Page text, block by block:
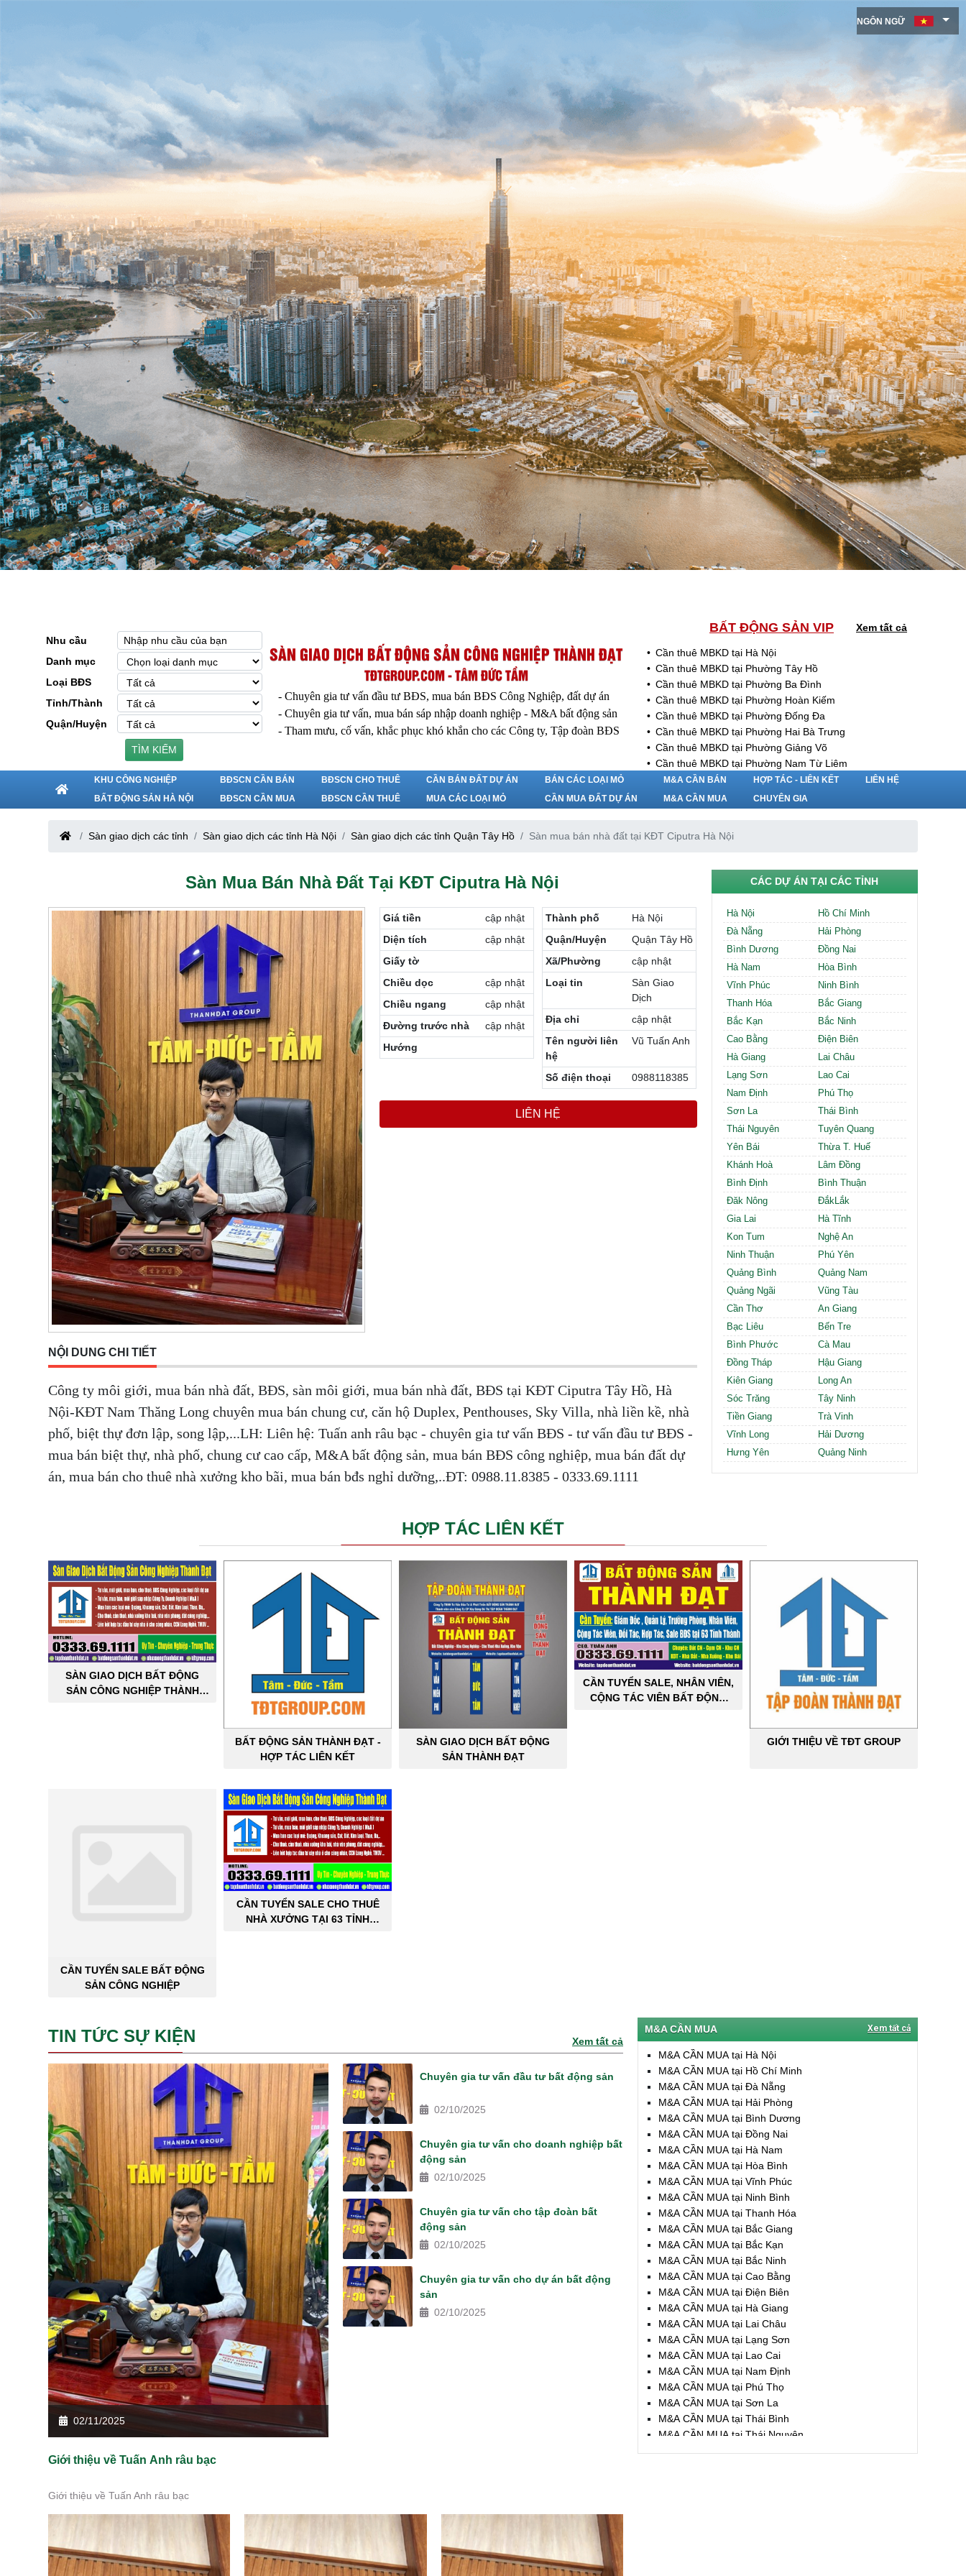
Nhu cầu
Danh mục
Loại BĐS
Tỉnh/Thành
Quận/Huyện
TÌM KIẾM
SÀN GIAO DỊCH BẤT ĐỘNG SẢN CÔNG NGHIỆP THÀNH ĐẠT
TĐTGROUP.COM - TÂM ĐỨC TẦM
- Chuyên gia tư vấn đầu tư BĐS, mua bán BĐS Công Nghiệp, đất dự án
- Chuyên gia tư vấn, mua bán sáp nhập doanh nghiệp - M&A bất động sản
- Tham mưu, cố vấn, khắc phục khó khắn cho các Công ty, Tập đoàn BĐS
BẤT ĐỘNG SẢN VIP Xem tất cả
Cần thuê MBKD tại Hà Nội
Cần thuê MBKD tại Phường Tây Hồ
Cần thuê MBKD tại Phường Ba Đình
Cần thuê MBKD tại Phường Hoàn Kiếm
Cần thuê MBKD tại Phường Đống Đa
Cần thuê MBKD tại Phường Hai Bà Trưng
Cần thuê MBKD tại Phường Giảng Võ
Cần thuê MBKD tại Phường Nam Từ Liêm
Cần thuê MBKD tại Phường Cầu Giấy
Cần thuê MBKD tại Phường Thanh Xuân
Cần thuê MBKD tại Phường Long Biên
Cần thuê MBKD tại Phường Hoàng Mai
Cần thuê MBKD tại Phường Yên Hòa
Cần thuê MBKD tại Phường Nghĩa Độ
Cần thuê MBKD tại Phường Phương Liệt
Cần thuê MBKD tại Phường Khương Đình
Cần thuê MBKD tại Phường Yên Sở
Cần thuê MBKD tại Phường Hoàng Liệt
Cần thuê MBKD tại Phường Định Công
Cần thuê MBKD tại Phường Tương Mai
Cần thuê MBKD tại Phường Vĩnh Hưng
Cần thuê MBKD tại Phường Lĩnh Nam
Cần thuê MBKD tại Phường Hồng Hà
Cần thuê MBKD tại Phường Láng
Cần thuê MBKD tại Phường Văn Miếu
Cần thuê MBKD tại Phường Kim Liên
Cần thuê MBKD tại Phường Bạch Mai
Cần thuê MBKD tại Phường Vĩnh Tuy
NGÔN NGỮ
KHU CÔNG NGHIỆP
BẤT ĐỘNG SẢN HÀ NỘI
BĐSCN CẦN BÁN
BĐSCN CẦN MUA
BĐSCN CHO THUÊ
BĐSCN CẦN THUÊ
CẦN BÁN ĐẤT DỰ ÁN
MUA CÁC LOẠI MỎ
BÁN CÁC LOẠI MỎ
CẦN MUA ĐẤT DỰ ÁN
M&A CẦN BÁN
M&A CẦN MUA
HỢP TÁC - LIÊN KẾT
CHUYÊN GIA
LIÊN HỆ
Sàn giao dịch các tỉnh Sàn giao dịch các tỉnh Hà Nội Sàn giao dịch các tỉnh Quận Tây Hồ Sàn mua bán nhà đất tại KĐT Ciputra Hà Nội
Sàn Mua Bán Nhà Đất Tại KĐT Ciputra Hà Nội
Giá tiền
cập nhật
Diện tích
cập nhật
Giấy tờ
Chiều dọc
cập nhật
Chiều ngang
cập nhật
Đường trước nhà
cập nhật
Hướng
Thành phố
Hà Nội
Quận/Huyện
Quận Tây Hồ
Xã/Phường
cập nhật
Loại tin
Sàn Giao
Dịch
Địa chỉ
cập nhật
Tên người liên
hệ
Vũ Tuấn Anh
Số điện thoại 0988118385
LIÊN HỆ
NỘI DUNG CHI TIẾT
Công ty môi giới, mua bán nhà đất, BĐS, sàn môi giới, mua bán nhà đất, BĐS tại KĐT Ciputra Tây Hồ, Hà
Nội-KĐT Nam Thăng Long chuyên mua bán chung cư, căn hộ Duplex, Penthouses, Sky Villa, nhà liền kề, nhà
phố, biệt thự đơn lập, song lập,...LH: Liên hệ: Tuấn anh râu bạc - chuyên gia tư vấn BĐS - tư vấn đầu tư BĐS -
mua bán biệt thự, nhà phố, chung cư cao cấp, M&A bất động sản, mua bán BĐS công nghiệp, mua bán đất dự
án, mua bán cho thuê nhà xưởng kho bãi, mua bán bđs nghỉ dưỡng,..ĐT: 0988.11.8385 - 0333.69.1111
CÁC DỰ ÁN TẠI CÁC TỈNH
Hà Nội
Hồ Chí Minh
Đà Nẵng
Hải Phòng
Bình Dương
Đồng Nai
Hà Nam
Hòa Bình
Vĩnh Phúc
Ninh Bình
Thanh Hóa
Bắc Giang
Bắc Kạn
Bắc Ninh
Cao Bằng
Điện Biên
Hà Giang
Lai Châu
Lạng Sơn
Lao Cai
Nam Định
Phú Thọ
Sơn La
Thái Bình
Thái Nguyên
Tuyên Quang
Yên Bái
Thừa T. Huế
Khánh Hoà
Lâm Đồng
Bình Định
Bình Thuận
Đăk Nông
ĐắkLắk
Gia Lai
Hà Tĩnh
Kon Tum
Nghệ An
Ninh Thuận
Phú Yên
Quảng Bình
Quảng Nam
Quảng Ngãi
Vũng Tàu
Cần Thơ
An Giang
Bạc Liêu
Bến Tre
Bình Phước
Cà Mau
Đồng Tháp
Hậu Giang
Kiên Giang
Long An
Sóc Trăng
Tây Ninh
Tiền Giang
Trà Vinh
Vĩnh Long
Hải Dương
Hưng Yên
Quảng Ninh
HỢP TÁC LIÊN KẾT
SÀN GIAO DỊCH BẤT ĐỘNG
SẢN CÔNG NGHIỆP THÀNH
BẤT ĐỘNG SẢN THÀNH ĐẠT -
HỢP TÁC LIÊN KẾT
SÀN GIAO DỊCH BẤT ĐỘNG
SẢN THÀNH ĐẠT
CẦN TUYỂN SALE, NHÂN VIÊN,
CỘNG TÁC VIÊN BẤT ĐỘNG
GIỚI THIỆU VỀ TĐT GROUP
CẦN TUYỂN SALE BẤT ĐỘNG
SẢN CÔNG NGHIỆP
CẦN TUYỂN SALE CHO THUÊ
NHÀ XƯỞNG TẠI 63 TỈNH
TIN TỨC SỰ KIỆN Xem tất cả
02/11/2025
Giới thiệu về Tuấn Anh râu bạc
Giới thiệu về Tuấn Anh râu bạc
Chuyên gia tư vấn đầu tư bất động sản
02/10/2025
Chuyên gia tư vấn cho doanh nghiệp bất
động sản
02/10/2025
Chuyên gia tư vấn cho tập đoàn bất
động sản
02/10/2025
Chuyên gia tư vấn cho dự án bất động
sản
02/10/2025
M&A CẦN MUA Xem tất cả
M&A CẦN MUA tại Hà Nội
M&A CẦN MUA tại Hồ Chí Minh
M&A CẦN MUA tại Đà Nẵng
M&A CẦN MUA tại Hải Phòng
M&A CẦN MUA tại Bình Dương
M&A CẦN MUA tại Đồng Nai
M&A CẦN MUA tại Hà Nam
M&A CẦN MUA tại Hòa Bình
M&A CẦN MUA tại Vĩnh Phúc
M&A CẦN MUA tại Ninh Bình
M&A CẦN MUA tại Thanh Hóa
M&A CẦN MUA tại Bắc Giang
M&A CẦN MUA tại Bắc Kạn
M&A CẦN MUA tại Bắc Ninh
M&A CẦN MUA tại Cao Bằng
M&A CẦN MUA tại Điện Biên
M&A CẦN MUA tại Hà Giang
M&A CẦN MUA tại Lai Châu
M&A CẦN MUA tại Lạng Sơn
M&A CẦN MUA tại Lao Cai
M&A CẦN MUA tại Nam Định
M&A CẦN MUA tại Phú Thọ
M&A CẦN MUA tại Sơn La
M&A CẦN MUA tại Thái Bình
M&A CẦN MUA tại Thái Nguyên